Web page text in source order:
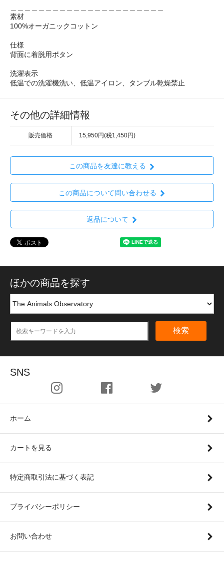
素材
100%オーガニックコットン
仕様
背面に着脱用ボタン
洗濯表示
低温での洗濯機洗い、低温アイロン、タンブル乾燥禁止
その他の詳細情報
販売価格 15,950円(税1,450円)
この商品を友達に教える
この商品について問い合わせる
返品について
ほかの商品を探す
検索
SNS
ホーム
カートを見る
特定商取引法に基づく表記
プライバシーポリシー
お問い合わせ